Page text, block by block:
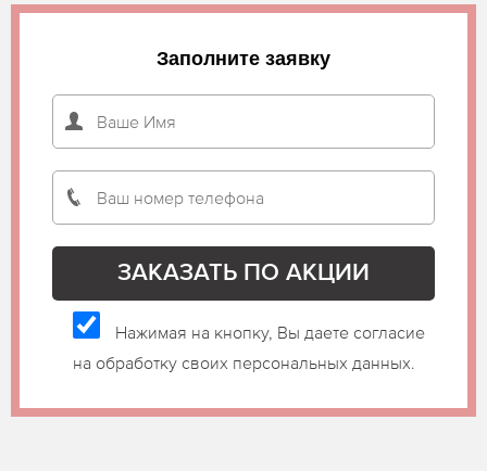
Заполните заявку
Нажимая на кнопку, Вы даете согласие
на обработку своих персональных данных.